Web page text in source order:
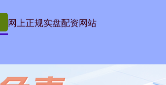
网上正规实盘配资网站